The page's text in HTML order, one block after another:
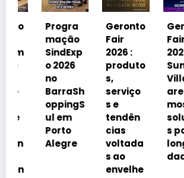
Progra
mação
SindExp
o 2026
BarraSh
oppingS
ul em
Porto
Alegre
Geronto
2026 :
produto
serviço
s e
tendên
voltada
envelhe
Geronto
2026 :
Sunday
Villagec
are vai
mostrar
soluçõe
s para a
longevi
dade